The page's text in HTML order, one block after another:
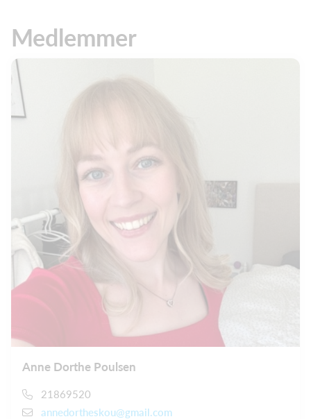
Medlemmer
Anne Dorthe Poulsen
21869520
annedortheskou@gmail.com